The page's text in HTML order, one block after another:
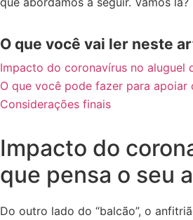
O que você vai ler neste
Impacto do coronavírus no aluguel
O que você pode fazer para
Considerações finais
Impacto do
que pensa o seu
Do outro lado do “balcão”, o